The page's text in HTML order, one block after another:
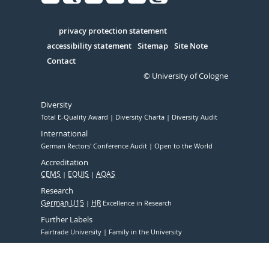
Serivce
privacy protection statement
accessibility statement Sitemap Site Note
Contact
© University of Cologne
Diversity
Total E-Quality Award Diversity Charta Diversity Audit
International
German Rectors' Conference Audit Open to the World
Accreditation
CEMS EQUIS AQAS
Research
German U15 HR Excellence in Research
Further Labels
Fairtrade University Family in the University